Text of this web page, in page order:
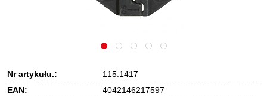
Nr artykułu.:
115.1417
EAN:
4042146217597